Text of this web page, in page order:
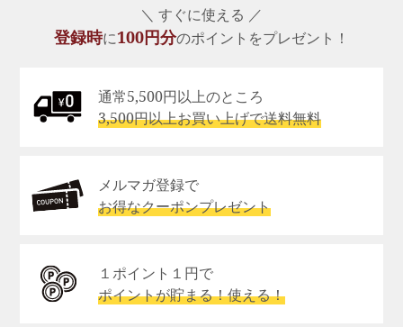
＼ すぐに使える ／
登録時に100円分のポイントをプレゼント！
通常5,500円以上のところ
3,500円以上お買い上げで送料無料
メルマガ登録で
お得なクーポンプレゼント
１ポイント１円で
ポイントが貯まる！使える！